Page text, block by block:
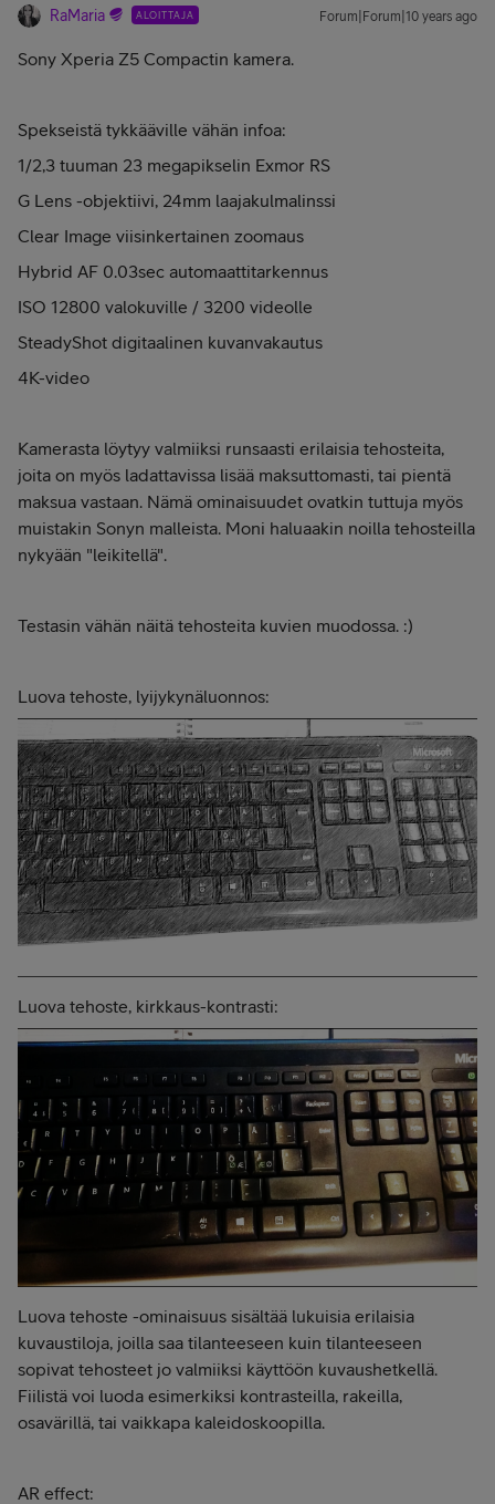
RaMaria ALOITTAJA Forum|Forum|10 years ago
Sony Xperia Z5 Compactin kamera.
Spekseistä tykkääville vähän infoa:
1/2,3 tuuman 23 megapikselin Exmor RS
G Lens -objektiivi, 24mm laajakulmalinssi
Clear Image viisinkertainen zoomaus
Hybrid AF 0.03sec automaattitarkennus
ISO 12800 valokuville / 3200 videolle
SteadyShot digitaalinen kuvanvakautus
4K-video
Kamerasta löytyy valmiiksi runsaasti erilaisia tehosteita,
joita on myös ladattavissa lisää maksuttomasti, tai pientä
maksua vastaan. Nämä ominaisuudet ovatkin tuttuja myös
muistakin Sonyn malleista. Moni haluaakin noilla tehosteilla
nykyään "leikitellä".
Testasin vähän näitä tehosteita kuvien muodossa. :)
Luova tehoste, lyijykynäluonnos:
Luova tehoste, kirkkaus-kontrasti:
Luova tehoste -ominaisuus sisältää lukuisia erilaisia
kuvaustiloja, joilla saa tilanteeseen kuin tilanteeseen
sopivat tehosteet jo valmiiksi käyttöön kuvaushetkellä.
Fiilistä voi luoda esimerkiksi kontrasteilla, rakeilla,
osavärillä, tai vaikkapa kaleidoskoopilla.
AR effect: